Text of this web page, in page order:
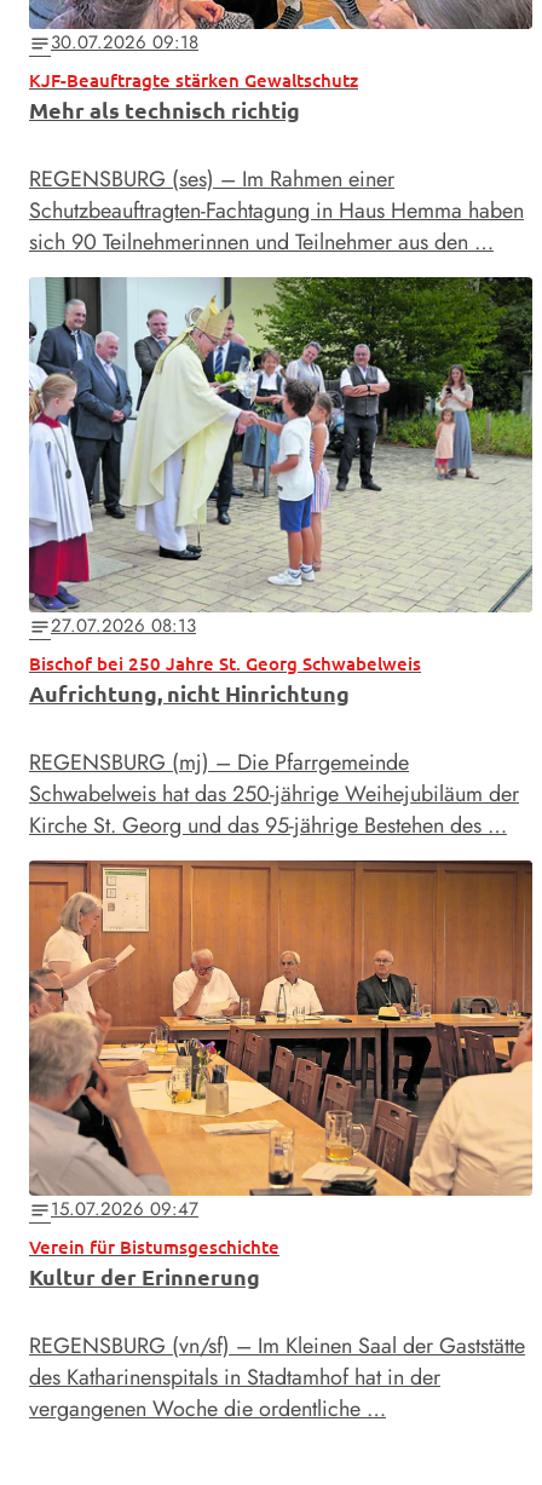
notes30.07.2026 09:18
KJF-Beauftragte stärken Gewaltschutz
Mehr als technisch richtig
REGENSBURG (ses) – Im Rahmen einer
Schutzbeauftragten-Fachtagung in Haus Hemma haben
sich 90 Teilnehmerinnen und Teilnehmer aus den …
notes27.07.2026 08:13
Bischof bei 250 Jahre St. Georg Schwabelweis
Aufrichtung, nicht Hinrichtung
REGENSBURG (mj) – Die Pfarrgemeinde
Schwabelweis hat das 250-jährige Weihejubiläum der
Kirche St. Georg und das 95-jährige Bestehen des …
notes15.07.2026 09:47
Verein für Bistumsgeschichte
Kultur der Erinnerung
REGENSBURG (vn/sf) – Im Kleinen Saal der Gaststätte
des Katharinenspitals in Stadtamhof hat in der
vergangenen Woche die ordentliche …